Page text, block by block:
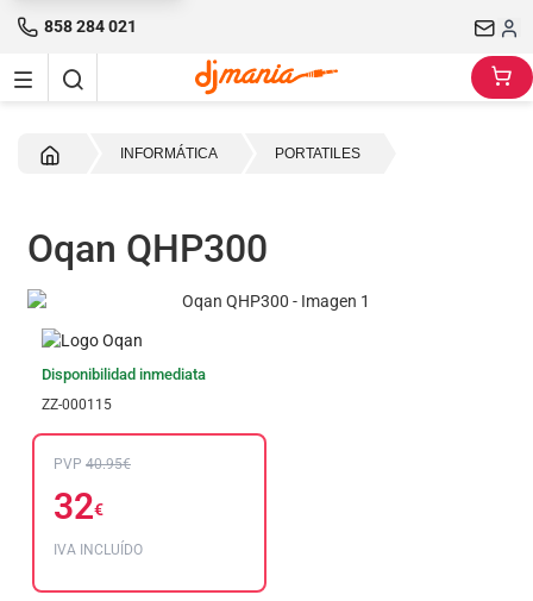
858 284 021
INFORMÁTICA PORTATILES
Oqan QHP300
Disponibilidad inmediata
ZZ-000115
PVP 40.95€
32€
IVA INCLUÍDO